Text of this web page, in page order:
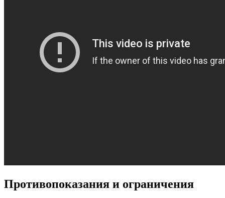
Противопоказания и ограничения